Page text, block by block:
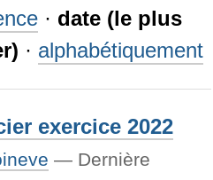
· date (le plus
· alphabétiquement
exercice 2022
— Dernière